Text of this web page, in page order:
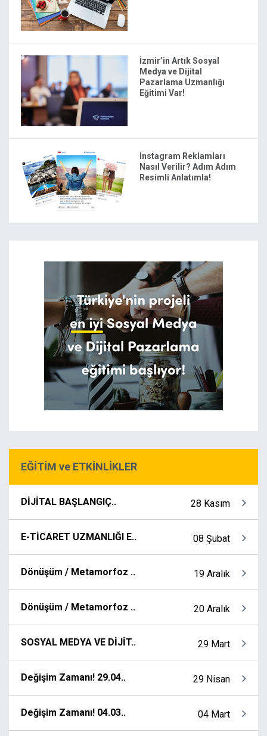
İzmir’in Artık Sosyal
Medya ve Dijital
Pazarlama Uzmanlığı
Eğitimi Var!
Instagram Reklamları
Nasıl Verilir? Adım Adım
Resimli Anlatımla!
EĞİTİM ve ETKİNLİKLER
DİJİTAL BAŞLANGIÇ.. 28 Kasım
E-TİCARET UZMANLIĞI E.. 08 Şubat
Dönüşüm / Metamorfoz .. 19 Aralık
Dönüşüm / Metamorfoz .. 20 Aralık
SOSYAL MEDYA VE DİJİT.. 29 Mart
Değişim Zamanı! 29.04.. 29 Nisan
Değişim Zamanı! 04.03.. 04 Mart